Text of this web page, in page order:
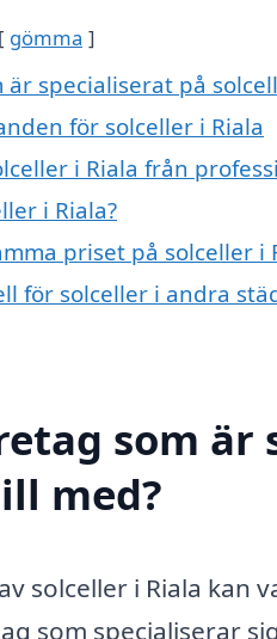
gömma
specialiserat på
för solceller i Riala
i Riala från
i Riala?
priset på solceller i
för solceller i andra
som är
med?
solceller i Riala kan
som specialiserar